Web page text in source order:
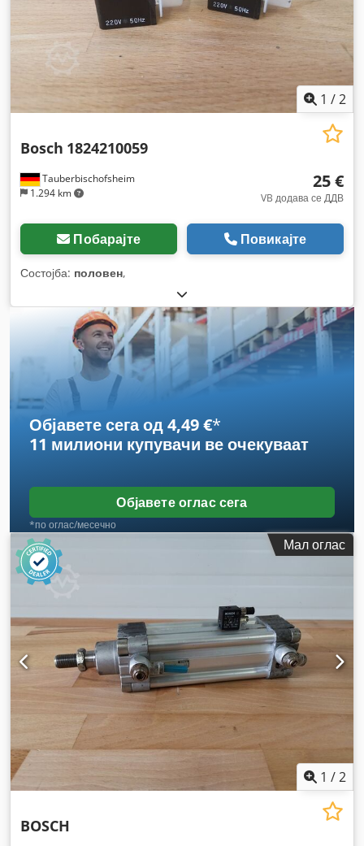
1 /2
Tauberbischofsheim
1.294 km
Bosch 1824210059
25 €
VB додава се ДДВ
Побарајте Повикајте
Состојба: половен,
Објавете сега од 4,49 €*
11 милиони купувачи ве очекуваат
Објавете оглас сега
*по оглас/месечно
Мал оглас
1 /2
BOSCH